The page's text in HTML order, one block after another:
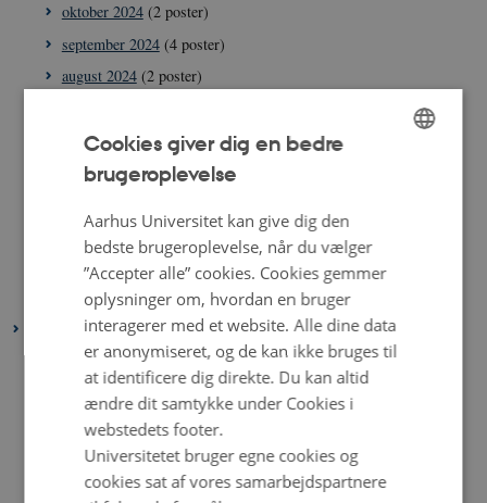
oktober 2024(2 poster)
september 2024(4 poster)
august 2024(2 poster)
juni 2024(2 poster)
maj 2024(1 post)
marts 2024(2 poster)
februar 2024
(2 poster)
januar 2024(1 post)
december 2023(3 poster)
november 2023
(1 post)
oktober 2023(2 poster)
september 2023(2 poster)
august 2023(3 poster)
Cookies giver dig en bedre
brugeroplevelse
Aarhus Universitet kan give dig den
bedste brugeroplevelse, når du vælger
”Accepter alle” cookies. Cookies gemmer
oplysninger om, hvordan en bruger
interagerer med et website. Alle dine data
er anonymiseret, og de kan ikke bruges til
at identificere dig direkte. Du kan altid
ændre dit samtykke under Cookies i
webstedets footer.
Universitetet bruger egne cookies og
cookies sat af vores samarbejdspartnere